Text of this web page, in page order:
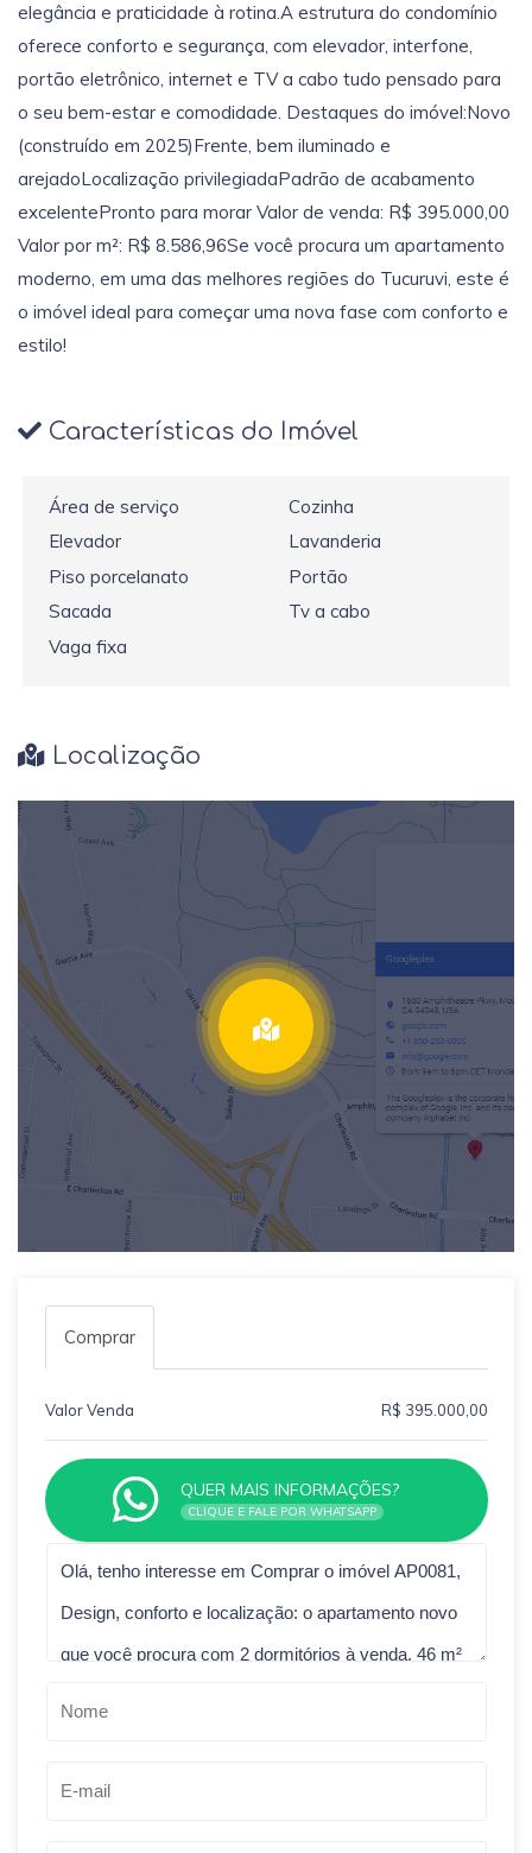
elegância e praticidade à rotina.A estrutura do condomínio
oferece conforto e segurança, com elevador, interfone,
portão eletrônico, internet e TV a cabo tudo pensado para
o seu bem-estar e comodidade. Destaques do imóvel:Novo
(construído em 2025)Frente, bem iluminado e
arejadoLocalização privilegiadaPadrão de acabamento
excelentePronto para morar Valor de venda: R$ 395.000,00
Valor por m²: R$ 8.586,96Se você procura um apartamento
moderno, em uma das melhores regiões do Tucuruvi, este é
o imóvel ideal para começar uma nova fase com conforto e
estilo!
Características do Imóvel
Área de serviço
Cozinha
Elevador
Lavanderia
Piso porcelanato
Portão
Sacada
Tv a cabo
Vaga fixa
Localização
Comprar
Valor Venda R$ 395.000,00
QUER MAIS INFORMAÇÕES?
CLIQUE E FALE POR WHATSAPP